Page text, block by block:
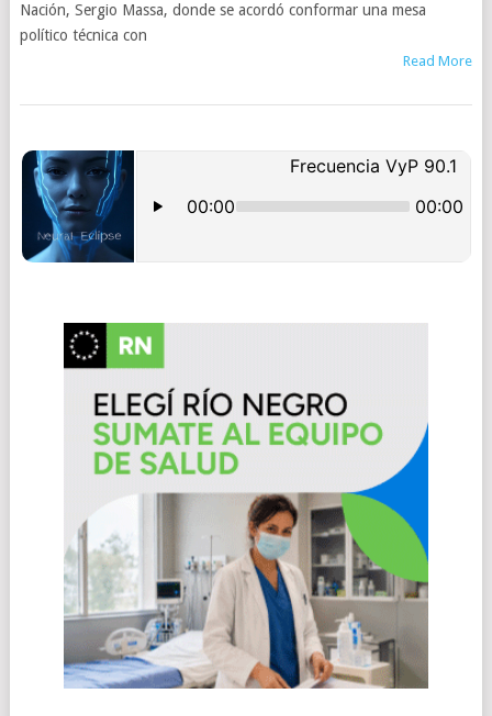
Nación, Sergio Massa, donde se acordó conformar una mesa
político técnica con
Read More
POSTS
NAVIGATION